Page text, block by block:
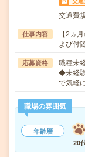
交通費
仕事内容
【2ヵ
よび付
応募資格
職種未
◆未経
で気軽
職場の雰囲気
年齢層
20